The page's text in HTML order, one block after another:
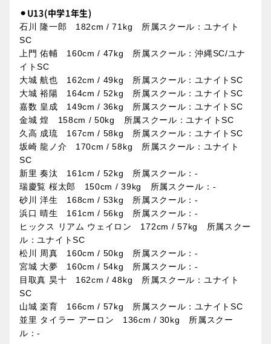
⚫︎U13(中学1年生)
石川 隆一郎 182cm / 71kg 所属スクール：ユナイト
SC
上門 佑輔 160cm / 47kg 所属スクール：沖縄SC/ユナ
イトSC
大城 航也 162cm / 49kg 所属スクール：ユナイトSC
大城 裕陽 164cm / 52kg 所属スクール：ユナイトSC
嘉数 皇成 149cm / 36kg 所属スクール：ユナイトSC
金城 煌 158cm / 50kg 所属スクール：ユナイトSC
久高 成琉 167cm / 58kg 所属スクール：ユナイトSC
坂崎 龍ノ介 170cm / 58kg 所属スクール：ユナイト
SC
新里 奏汰 161cm / 52kg 所属スクール：-
瑞慶覧 桜太郎 150cm / 39kg 所属スクール：-
砂川 洋生 168cm / 53kg 所属スクール：-
浜口 晴生 161cm / 56kg 所属スクール：-
ヒックス リアム ウェイロン 172cm / 57kg 所属スクー
ル：ユナイトSC
松川 周真 160cm / 50kg 所属スクール：-
宮城 大夢 160cm / 54kg 所属スクール：-
目取真 昊十 162cm / 48kg 所属スクール：ユナイト
SC
山城 楽育 166cm / 57kg 所属スクール：ユナイトSC
並里 タイラー アーロン 136cm / 30kg 所属スクー
ル：-